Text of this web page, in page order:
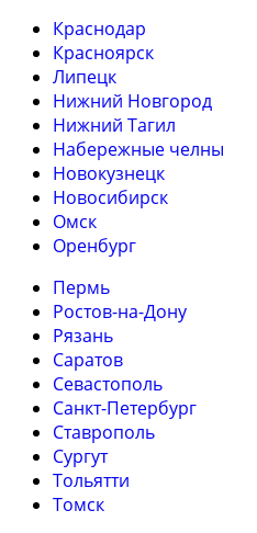
Краснодар
Красноярск
Липецк
Нижний Новгород
Нижний Тагил
Набережные челны
Новокузнецк
Новосибирск
Омск
Оренбург
Пермь
Ростов-на-Дону
Рязань
Саратов
Севастополь
Санкт-Петербург
Ставрополь
Сургут
Тольятти
Томск